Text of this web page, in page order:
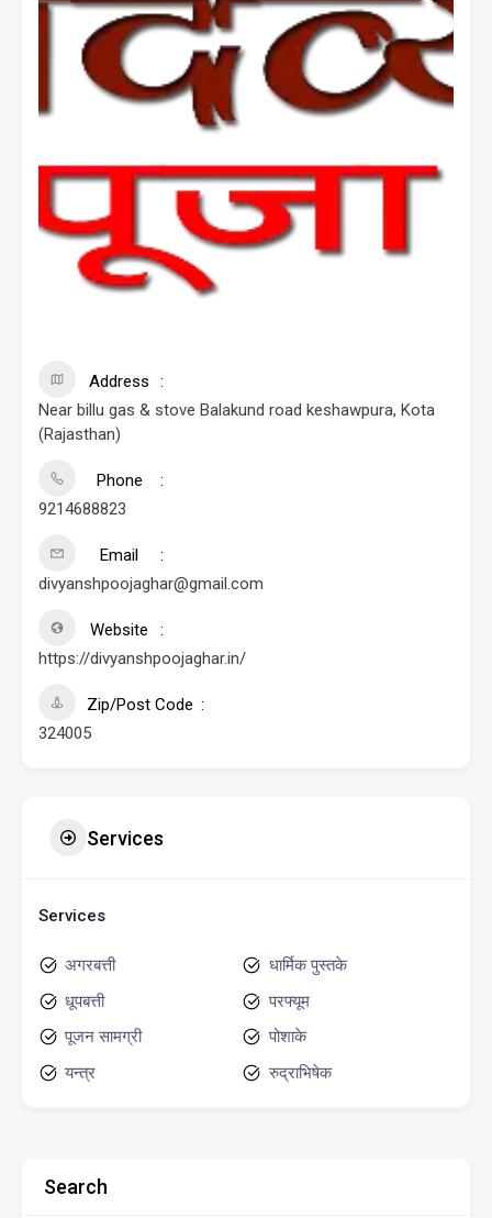
Address
Near billu gas & stove Balakund road keshawpura, Kota
(Rajasthan)
Phone
9214688823
Email
divyanshpoojaghar@gmail.com
Website
https://divyanshpoojaghar.in/
Zip/Post Code
324005
Services
Services
अगरबत्ती
धार्मिक पुस्तके
धूपबत्ती
परफ्यूम
पूजन सामग्री
पोशाके
यन्त्र
रुद्राभिषेक
Search